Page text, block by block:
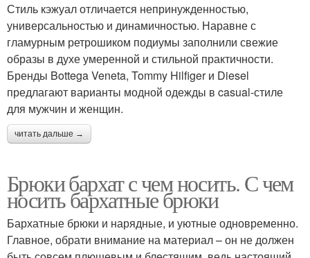
Стиль кэжуал отличается непринужденностью,
универсальностью и динамичностью. Наравне с
гламурным ретрошиком подиумы заполнили свежие
образы в духе умеренной и стильной практичности.
Бренды Bottega Veneta, Tommy Hilfiger и Diesel
предлагают варианты модной одежды в casual-стиле
для мужчин и женщин.
читать дальше →
Брюки бархат с чем носить. С чем
носить бархатные брюки
Бархатные брюки и нарядные, и уютные одновременно.
Главное, обрати внимание на материал – он не должен